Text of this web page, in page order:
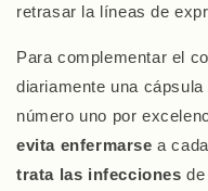
retrasar la líneas de
Para complementar el
diariamente una cápsula
número uno por
evita enfermarse a
trata las infecciones